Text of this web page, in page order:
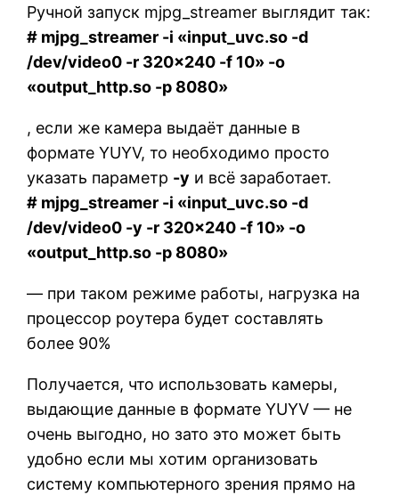
Ручной запуск mjpg_streamer выглядит так:
# mjpg_streamer -i «input_uvc.so -d
/dev/video0 -r 320×240 -f 10» -o
«output_http.so -p 8080»
, если же камера выдаёт данные в
формате YUYV, то необходимо просто
указать параметр -y и всё заработает.
# mjpg_streamer -i «input_uvc.so -d
/dev/video0 -y -r 320×240 -f 10» -o
«output_http.so -p 8080»
— при таком режиме работы, нагрузка на
процессор роутера будет составлять
более 90%
Получается, что использовать камеры,
выдающие данные в формате YUYV — не
очень выгодно, но зато это может быть
удобно если мы хотим организовать
систему компьютерного зрения прямо на